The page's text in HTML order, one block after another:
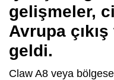
gelişmeler,
Avrupa
geldi.
Claw A8 veya